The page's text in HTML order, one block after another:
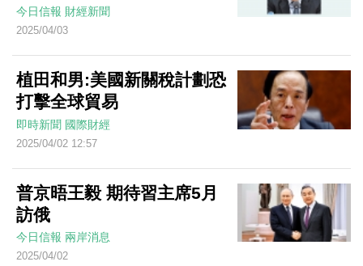
今日信報 財經新聞
2025/04/03
植田和男:美國新關稅計劃恐
打擊全球貿易
即時新聞 國際財經
2025/04/02 12:57
普京晤王毅 期待習主席5月
訪俄
今日信報 兩岸消息
2025/04/02